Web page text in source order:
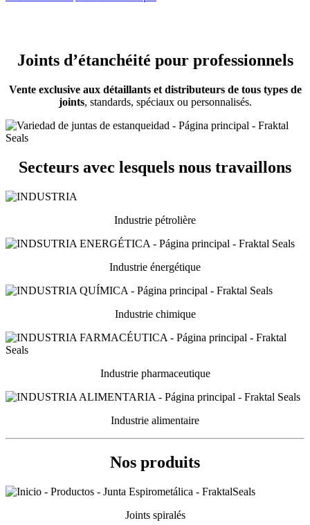
Joints d’étanchéité pour professionnels
Vente exclusive aux détaillants et distributeurs de tous types de
joints, standards, spéciaux ou personnalisés.
Secteurs avec lesquels nous travaillons
Industrie pétrolière
Industrie énergétique
Industrie chimique
Industrie pharmaceutique
Industrie alimentaire
Nos produits
Joints spiralés